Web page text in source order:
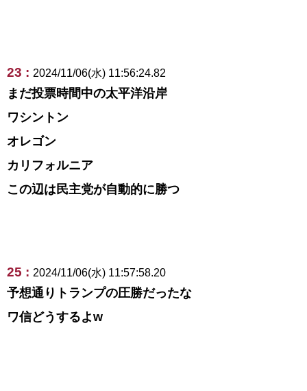
23 : 2024/11/06(水) 11:56:24.82
まだ投票時間中の太平洋沿岸
ワシントン
オレゴン
カリフォルニア
この辺は民主党が自動的に勝つ
25 : 2024/11/06(水) 11:57:58.20
予想通りトランプの圧勝だったな
ワ信どうするよw